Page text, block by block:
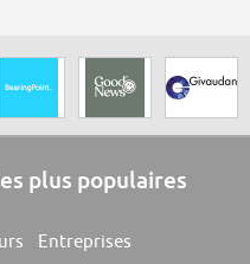
plus populaires
Entreprises